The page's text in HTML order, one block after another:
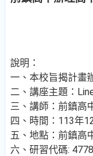
說明：
一、本校旨揭計畫
二、講座主題：
三、講師：前鎮高
四、時間：113年
五、地點：前鎮高
六、研習代碼: